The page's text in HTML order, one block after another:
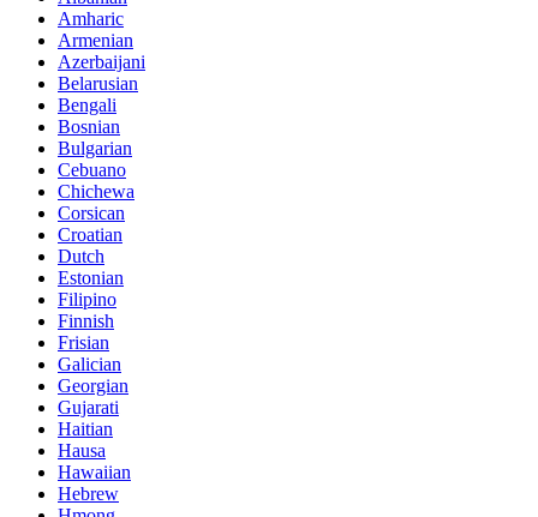
Amharic
Armenian
Azerbaijani
Belarusian
Bengali
Bosnian
Bulgarian
Cebuano
Chichewa
Corsican
Croatian
Dutch
Estonian
Filipino
Finnish
Frisian
Galician
Georgian
Gujarati
Haitian
Hausa
Hawaiian
Hebrew